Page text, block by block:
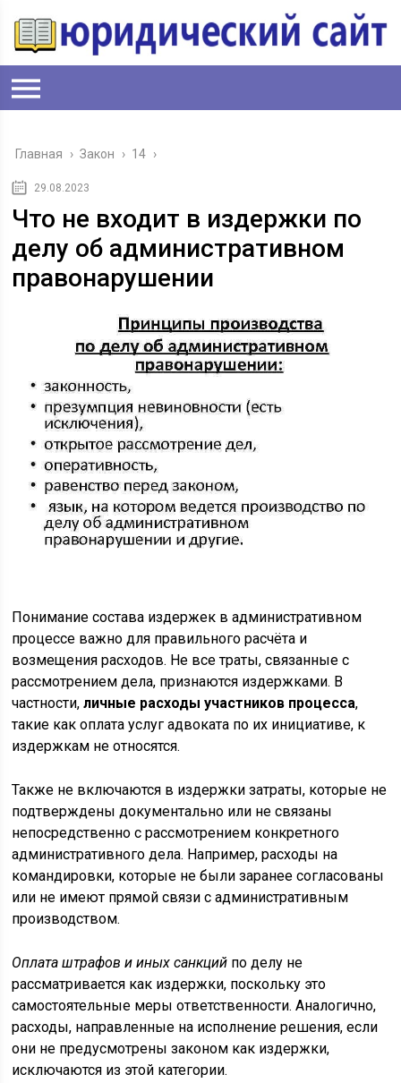
Главная › Закон › 14 ›
29.08.2023
Что не входит в издержки по
делу об административном
правонарушении
Понимание состава издержек в административном
процессе важно для правильного расчёта и
возмещения расходов. Не все траты, связанные с
рассмотрением дела, признаются издержками. В
частности,личные расходы участников процесса,
такие как оплата услуг адвоката по их инициативе, к
издержкам не относятся.
Также не включаются в издержки затраты, которые не
подтверждены документально или не связаны
непосредственно с рассмотрением конкретного
административного дела. Например, расходы на
командировки, которые не были заранее согласованы
или не имеют прямой связи с административным
производством.
Оплата штрафов и иных санкций по делу не
рассматривается как издержки, поскольку это
самостоятельные меры ответственности. Аналогично,
расходы, направленные на исполнение решения, если
они не предусмотрены законом как издержки,
исключаются из этой категории.